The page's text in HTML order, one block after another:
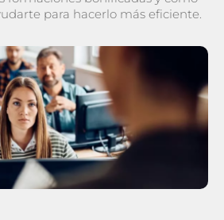
para hacerlo más eficiente.